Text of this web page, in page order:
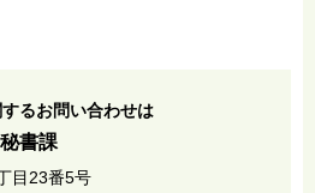
るお問い合わせは
書課
目23番5号